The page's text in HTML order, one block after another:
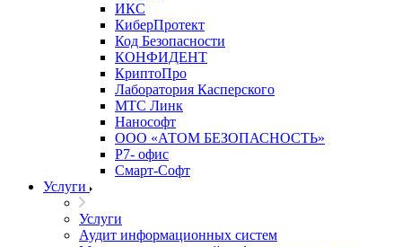
ИКС
КиберПротект
Код Безопасности
КОНФИДЕНТ
КриптоПро
Лаборатория Касперского
МТС Линк
Нанософт
ООО «АТОМ БЕЗОПАСНОСТЬ»
Р7- офис
Смарт-Софт
Услуги
Услуги
Аудит информационных систем